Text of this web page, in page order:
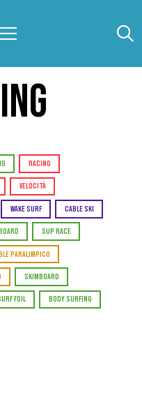
RACING
VELOCITÀ
WAKE SURF CABLE SKI
SUP RACE
PARALIMPICO
SKIMBOARD
FOIL BODY SURFING